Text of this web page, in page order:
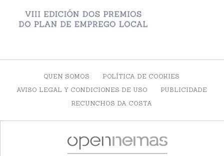
QUEN SOMOS
POLÍTICA DE COOKIES
AVISO LEGAL Y CONDICIONES DE USO
PUBLICIDADE
RECUNCHOS DA COSTA